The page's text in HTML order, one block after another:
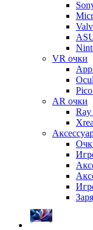
VR очки
AR очки
Ray